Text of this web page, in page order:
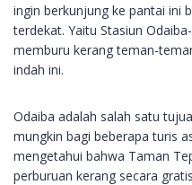
ingin berkunjung ke pantai ini
terdekat. Yaitu Stasiun
memburu kerang teman-
indah ini.
Odaiba adalah salah satu
mungkin bagi beberapa turis
mengetahui bahwa Taman
perburuan kerang secara